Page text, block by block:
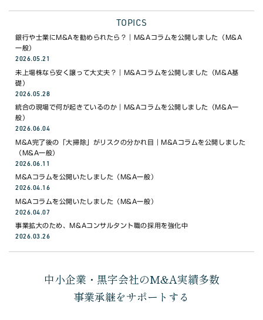
TOPICS
銀行や士業にM&Aを勧められたら？｜M&Aコラムを公開しました（M&A
一般）
2026.05.21
未上場株なら安く譲って大丈夫？｜M&Aコラムを公開しました（M&A基
礎）
2026.05.28
統合の現場で何が起きているのか｜M&Aコラムを公開しました（M&A一
般）
2026.06.04
M&A完了後の「大掃除」がリスクの分かれ目｜M&Aコラムを公開しました
（M&A一般）
2026.06.11
M&Aコラムを公開いたしました（M&A一般）
2026.04.16
M&Aコラムを公開いたしました（M&A一般）
2026.04.07
事業拡大のため、M&Aコンサルタント職の採用を強化中
2026.03.26
中小企業・黒字会社のM&A実績多数
事業承継をサポートする